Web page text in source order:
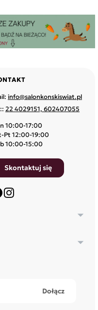


info@salonkonskiswiat.pl
22 4029151, 602407055
10:00-17:00
Pt 12:00-19:00
10:00-15:00
Skontaktuj się